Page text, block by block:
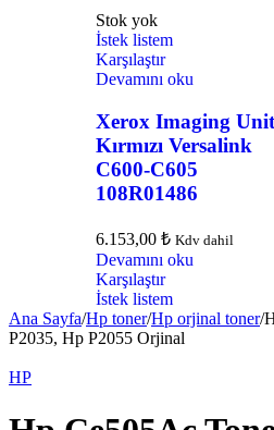
Stok yok
İstek listem
Karşılaştır
Devamını oku
Xerox Imaging Unit
Kırmızı Versalink
C600-C605
108R01486
6.153,00 ₺ Kdv dahil
Devamını oku
Karşılaştır
İstek listem
Ana Sayfa/Hp toner/Hp orjinal toner/
P2035, Hp P2055 Orjinal
HP